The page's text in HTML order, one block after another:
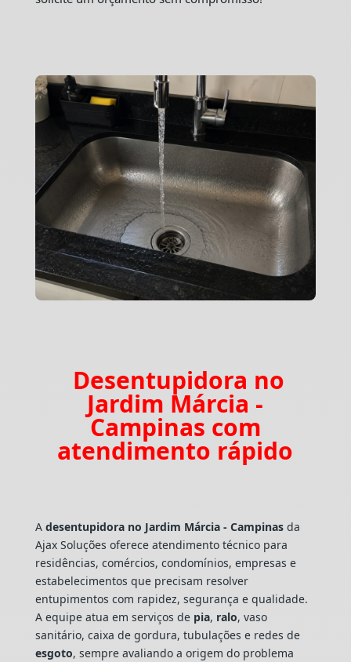
Desentupidora no
Jardim Márcia -
Campinas com
atendimento rápido
A desentupidora no Jardim Márcia - Campinasda
Ajax Soluções oferece atendimento técnico para
residências, comércios, condomínios, empresas e
estabelecimentos que precisam resolver
entupimentos com rapidez, segurança e qualidade.
A equipe atua em serviços de pia, ralo, vaso
sanitário, caixa de gordura, tubulações e redes de
esgoto, sempre avaliando a origem do problema